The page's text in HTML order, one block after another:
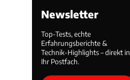
Newsletter
Top-Tests, echte
Erfahrungsberichte &
Technik-Highlights – direkt in
Ihr Postfach.